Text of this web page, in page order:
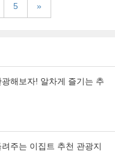
5 »
해보자! 알차게 즐기는 추
주는 이집트 추천 관광지